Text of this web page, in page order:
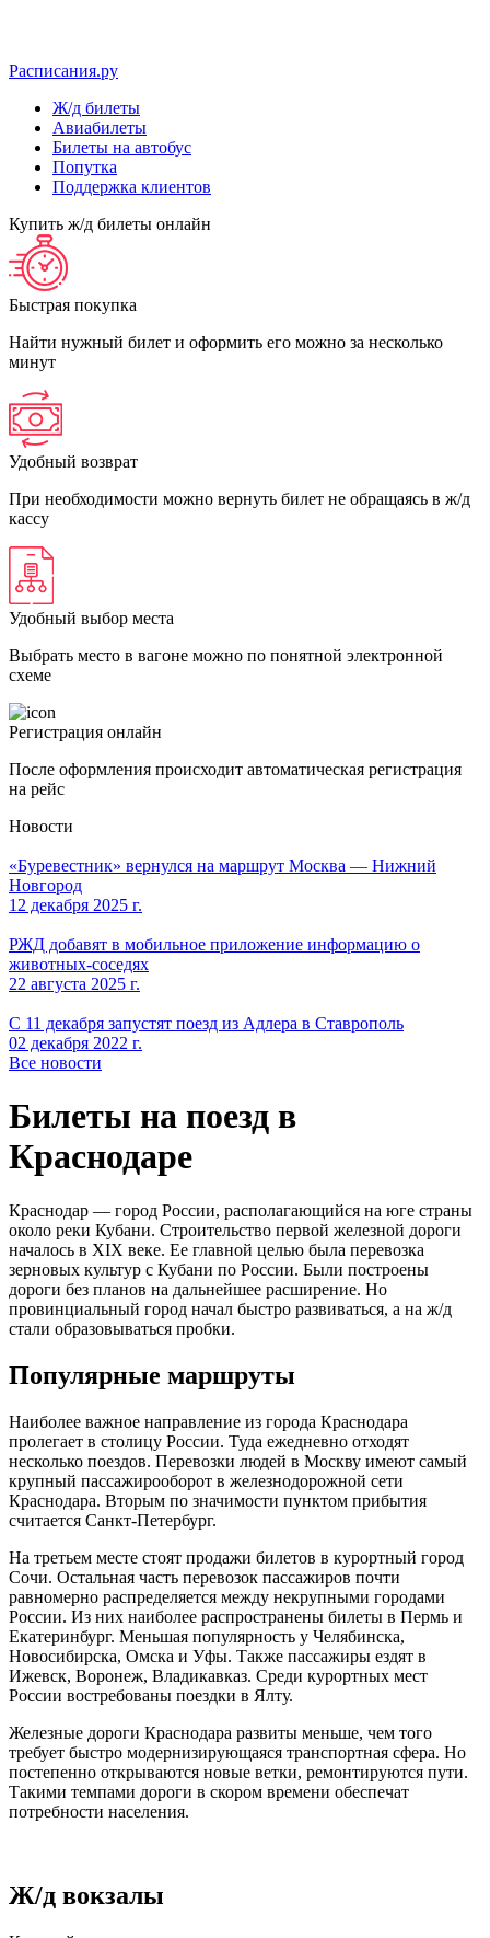
Расписания.ру
Ж/д билеты
Авиабилеты
Билеты на автобус
Попутка
Поддержка клиентов
Купить ж/д билеты онлайн
Быстрая покупка
Найти нужный билет и оформить его можно за несколько
минут
Удобный возврат
При необходимости можно вернуть билет не обращаясь в ж/д
кассу
Удобный выбор места
Выбрать место в вагоне можно по понятной электронной
схеме
Регистрация онлайн
После оформления происходит автоматическая регистрация
на рейс
Новости
«Буревестник» вернулся на маршрут Москва — Нижний
Новгород
12 декабря 2025 г.
РЖД добавят в мобильное приложение информацию о
животных-соседях
22 августа 2025 г.
С 11 декабря запустят поезд из Адлера в Ставрополь
02 декабря 2022 г.
Все новости
Билеты на поезд в
Краснодаре
Краснодар — город России, располагающийся на юге страны
около реки Кубани. Строительство первой железной дороги
началось в XIX веке. Ее главной целью была перевозка
зерновых культур с Кубани по России. Были построены
дороги без планов на дальнейшее расширение. Но
провинциальный город начал быстро развиваться, а на ж/д
стали образовываться пробки.
Популярные маршруты
Наиболее важное направление из города Краснодара
пролегает в столицу России. Туда ежедневно отходят
несколько поездов. Перевозки людей в Москву имеют самый
крупный пассажирооборот в железнодорожной сети
Краснодара. Вторым по значимости пунктом прибытия
считается Санкт-Петербург.
На третьем месте стоят продажи билетов в курортный город
Сочи. Остальная часть перевозок пассажиров почти
равномерно распределяется между некрупными городами
России. Из них наиболее распространены билеты в Пермь и
Екатеринбург. Меньшая популярность у Челябинска,
Новосибирска, Омска и Уфы. Также пассажиры ездят в
Ижевск, Воронеж, Владикавказ. Среди курортных мест
России востребованы поездки в Ялту.
Железные дороги Краснодара развиты меньше, чем того
требует быстро модернизирующаяся транспортная сфера. Но
постепенно открываются новые ветки, ремонтируются пути.
Такими темпами дороги в скором времени обеспечат
потребности населения.
Ж/д вокзалы